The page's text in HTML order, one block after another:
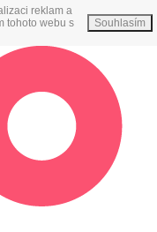
reklam a
tohoto webu s
Souhlasím